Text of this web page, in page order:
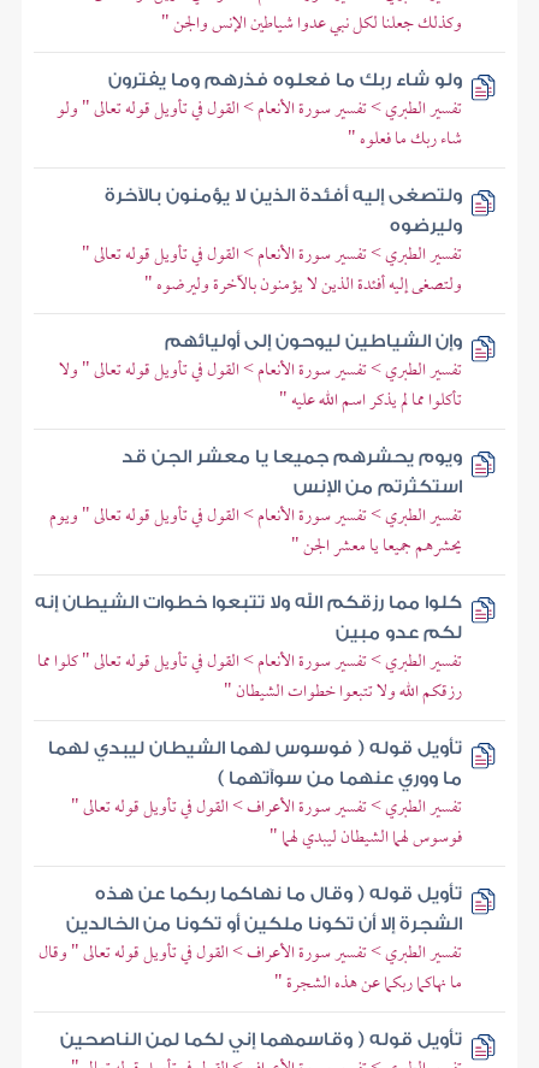
وكذلك جعلنا لكل نبي عدوا شياطين الإنس والجن "
ولو شاء ربك ما فعلوه فذرهم وما يفترون
تفسير الطبري > تفسير سورة الأنعام > القول في تأويل قوله تعالى " ولو
شاء ربك ما فعلوه "
ولتصغى إليه أفئدة الذين لا يؤمنون بالآخرة
وليرضوه
تفسير الطبري > تفسير سورة الأنعام > القول في تأويل قوله تعالى "
ولتصغى إليه أفئدة الذين لا يؤمنون بالآخرة وليرضوه "
وإن الشياطين ليوحون إلى أوليائهم
تفسير الطبري > تفسير سورة الأنعام > القول في تأويل قوله تعالى " ولا
تأكلوا مما لم يذكر اسم الله عليه "
ويوم يحشرهم جميعا يا معشر الجن قد
استكثرتم من الإنس
تفسير الطبري > تفسير سورة الأنعام > القول في تأويل قوله تعالى " ويوم
يحشرهم جميعا يا معشر الجن "
كلوا مما رزقكم الله ولا تتبعوا خطوات الشيطان إنه
لكم عدو مبين
تفسير الطبري > تفسير سورة الأنعام > القول في تأويل قوله تعالى " كلوا مما
رزقكم الله ولا تتبعوا خطوات الشيطان "
تأويل قوله ( فوسوس لهما الشيطان ليبدي لهما
ما ووري عنهما من سوآتهما )
تفسير الطبري > تفسير سورة الأعراف > القول في تأويل قوله تعالى "
فوسوس لهما الشيطان ليبدي لهما "
تأويل قوله ( وقال ما نهاكما ربكما عن هذه
الشجرة إلا أن تكونا ملكين أو تكونا من الخالدين
تفسير الطبري > تفسير سورة الأعراف > القول في تأويل قوله تعالى " وقال
ما نهاكما ربكما عن هذه الشجرة "
تأويل قوله ( وقاسمهما إني لكما لمن الناصحين